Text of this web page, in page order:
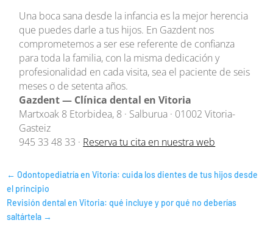
Una boca sana desde la infancia es la mejor herencia
que puedes darle a tus hijos. En Gazdent nos
comprometemos a ser ese referente de confianza
para toda la familia, con la misma dedicación y
profesionalidad en cada visita, sea el paciente de seis
meses o de setenta años.
Gazdent — Clínica dental en Vitoria
Martxoak 8 Etorbidea, 8 · Salburua · 01002 Vitoria-
Gasteiz
945 33 48 33 · Reserva tu cita en nuestra web
←Odontopediatría en Vitoria: cuida los dientes de tus hijos desde
el principio
Revisión dental en Vitoria: qué incluye y por qué no deberías
saltártela →